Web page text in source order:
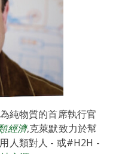
純物質的首席執行官
經濟,克萊默致力於幫
人類對人 - 或#H2H -